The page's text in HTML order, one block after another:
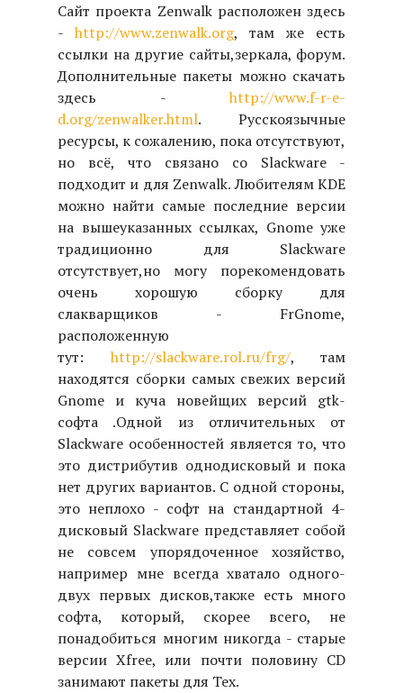
Сайт проекта Zenwalk расположен здесь
- http://www.zenwalk.org, там же есть
ссылки на другие сайты,зеркала, форум.
Дополнительные пакеты можно скачать
здесь - http://www.f-r-e-
d.org/zenwalker.html. Русскоязычные
ресурсы, к сожалению, пока отсутствуют,
но всё, что связано со Slackware -
подходит и для Zenwalk. Любителям KDE
можно найти самые последние версии
на вышеуказанных ссылках, Gnome уже
традиционно для Slackware
отсутствует,но могу порекомендовать
очень хорошую сборку для
слакварщиков - FrGnome,
расположенную
тут: http://slackware.rol.ru/frg/, там
находятся сборки самых свежих версий
Gnome и куча новейщих версий gtk-
софта .Одной из отличительных от
Slackware особенностей является то, что
это дистрибутив однодисковый и пока
нет других вариантов. С одной стороны,
это неплохо - софт на стандартной 4-
дисковый Slackware представляет собой
не совсем упорядоченное хозяйство,
например мне всегда хватало одного-
двух первых дисков,также есть много
софта, который, скорее всего, не
понадобиться многим никогда - старые
версии Xfree, или почти половину CD
занимают пакеты для Tex.